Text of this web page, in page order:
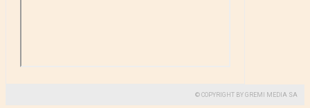
© COPYRIGHT BY GREMI MEDIA SA